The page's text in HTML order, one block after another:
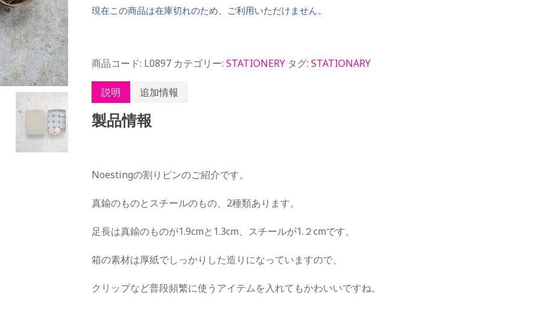
現在この商品は在庫切れのため、ご利用いただけません。
商品コード: L0897 カテゴリー: STATIONERY タグ: STATIONARY
説明 追加情報
製品情報
Noestingの割りピンのご紹介です。
真鍮のものとスチールのもの、2種類あります。
足長は真鍮のものが1.9cmと1.3cm、スチールが1.２cmです。
箱の素材は厚紙でしっかりした造りになっていますので、
クリップなど普段頻繁に使うアイテムを入れてもかわいいですね。